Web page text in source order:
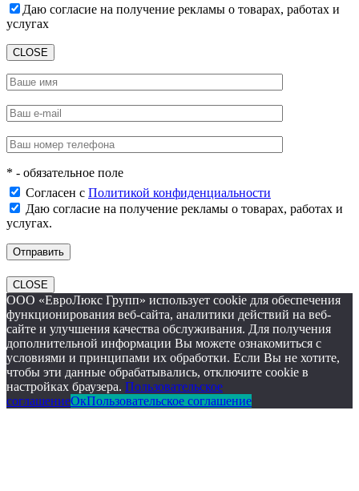
Даю согласие на получение рекламы о товарах, работах и
услугах
CLOSE
* - обязательное поле
Согласен с Политикой конфиденциальности
Даю согласие на получение рекламы о товарах, работах и
услугах.
CLOSE
ООО «ЕвроЛюкс Групп» использует cookie для обеспечения
функционирования веб-сайта, аналитики действий на веб-
сайте и улучшения качества обслуживания. Для получения
дополнительной информации Вы можете ознакомиться с
условиями и принципами их обработки. Если Вы не хотите,
чтобы эти данные обрабатывались, отключите cookie в
настройках браузера. Пользовательское
соглашениеОкПользовательское соглашение